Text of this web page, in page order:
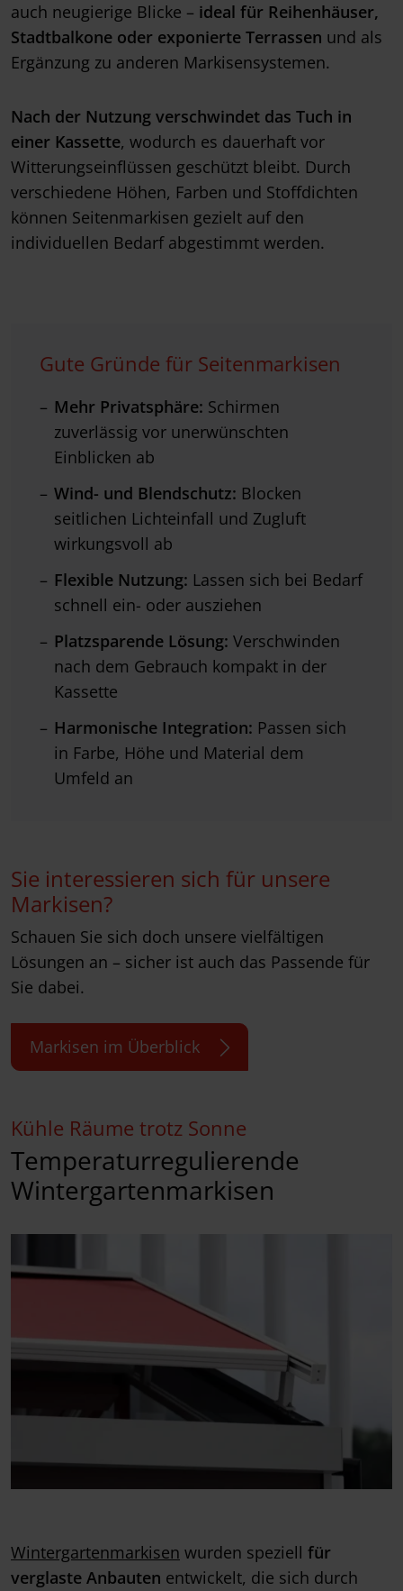
auch neugierige Blicke – ideal für Reihenhäuser,
Stadtbalkone oder exponierte Terrassen und als
Ergänzung zu anderen Markisensystemen.
Nach der Nutzung verschwindet das Tuch in
einer Kassette, wodurch es dauerhaft vor
Witterungseinflüssen geschützt bleibt. Durch
verschiedene Höhen, Farben und Stoffdichten
können Seitenmarkisen gezielt auf den
individuellen Bedarf abgestimmt werden.
Gute Gründe für Seitenmarkisen
Mehr Privatsphäre: Schirmen
zuverlässig vor unerwünschten
Einblicken ab
Wind- und Blendschutz: Blocken
seitlichen Lichteinfall und Zugluft
wirkungsvoll ab
Flexible Nutzung: Lassen sich bei Bedarf
schnell ein- oder ausziehen
Platzsparende Lösung: Verschwinden
nach dem Gebrauch kompakt in der
Kassette
Harmonische Integration: Passen sich
in Farbe, Höhe und Material dem
Umfeld an
Sie interessieren sich für unsere
Markisen?
Schauen Sie sich doch unsere vielfältigen
Lösungen an – sicher ist auch das Passende für
Sie dabei.
Markisen im Überblick
Kühle Räume trotz Sonne
Temperaturregulierende
Wintergartenmarkisen
Wintergartenmarkisen wurden speziell für
verglaste Anbauten entwickelt, die sich durch